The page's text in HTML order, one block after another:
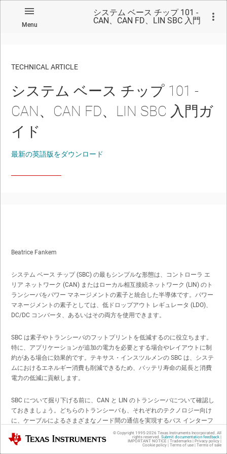
Menu
システム ベース チップ 101 -
CAN、CAN FD、LIN SBC 入門
TECHNICAL ARTICLE
システム ベース チップ 101 -
CAN、CAN FD、LIN SBC 入門ガ
イド
最新の英語版をダウンロード
Beatrice Fankem
システム ベース チップ (SBC) の最もシンプルな形態は、コントローラ エ
リア ネットワーク (CAN) またはローカル相互接続ネットワーク (LIN) のト
ランシーバをパワー マネージメントの素子と統合した半導体です。パワー
マネージメントの素子としては、低ドロップアウト レギュレータ (LDO)、
DC/DC コンバータ、あるいはその両方を使用できます。
SBC は素子やトランシーバのフットプリントを低減するのに役立ちます。
特に、アプリケーションが追加の電力を必要とする場合やレイアウトに制
約がある場合に効果的です。テキサス・インスツルメンの SBC は、システ
ムにおけるエネルギー消費も削減できるため、バッテリ寿命の延長と消費
電力の低減に貢献します。
SBC について掘り下げる前に、CAN と LIN のトランシーバについて確認し
ておきましょう。どちらのトランシーバも、それぞれのテクノロジー向け
に、ケーブルによるさまざまなノード間の通信を実現するバス インターフ
ェイスです。トランシーバはプロセッサ A からシングルエンドの情報を受
け取り、それを差動信号に変換してケーブルで伝送します。受信トランシ
Texas Instruments © Copyright 1995-2026 Texas Instruments Incorporated. All
rights reserved. Submit documentation feedback|
IMPORTANT NOTICE | Trademarks| Privacy policy|
Cookie policy| Terms of use| Terms of sale